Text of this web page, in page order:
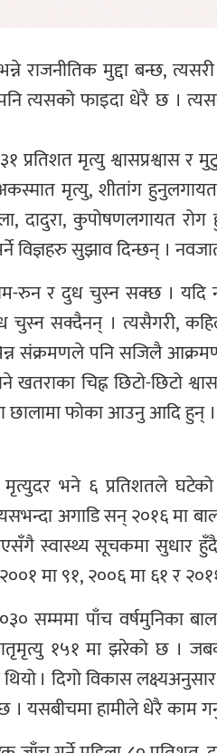
राजनीतिक मुद्दा बन्छ,
त्यसको फाइदा धेरै छ ।
मृत्यु श्वासप्रश्वास र
मृत्यु, शीतांग
दादुरा, कुपोषणलगायत
विज्ञहरु सुझाव दिन्छन् ।
रुन र दुध चुस्न सक्छ ।
सक्दैनन् । त्यसैगरी,
संक्रमणले पनि सजिलै
खतराका चिह्न छिटो-छिटो
छालामा फोका आउनु आदि हुन् ।
भने ६ प्रतिशतले
अगाडि सन् २०१६ मा
स्वास्थ्य सूचकमा
मा ९१, २००६ मा ६१ र
सम्ममा पाँच वर्षमुनिका
१५१ मा झरेको छ ।
। दिगो विकास
। यसबीचमा हामीले धेरै काम